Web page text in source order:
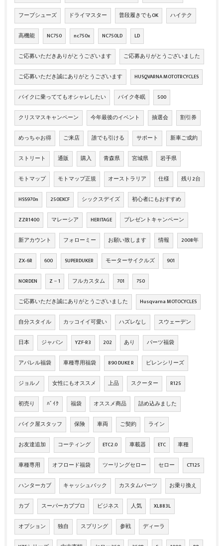
フープシューズ ドライマスター 普段履きでもOK ハイテク
高機能 NC750 nc750x NC750LD LD
ご応募いただきありがとうございます ご応募ありがとうございました
ご応募いただき誠にありがとうございます HUSQVARNA MOTOTRCYCLES
バイクに乗っててもオシャレしたい バイク冬眠 500
クリスマスキャンペーン 今年最後のイベント 抽選会 割引券
めっちゃお得 ご来店 誰でも引ける サポート 新車ご成約
ストリート 通販 購入 青森県 宮城県 岩手県
モトマップ モトマップ正規 オーストラリア 仕様 残り2台
HSS970n 250EXCF シックスデイズ 初心者にもおすすめ
ZZR1400 マレーシア HERITAGE プレゼントキャンペーン
新アカウント フォローミー お願い致します 情報 2008年
ZX‐6R 600 SUPERDUKER モーターサイクルズ 901
NORDEN Z－1 フルカスタム 701 750
ご応募いただき誠にありがとうございました Husqvarna MOTOCYCLES
自分スタイル カッコイイ可愛い ハズレなし スウェーデン
日本 ジャパン YZF-R3 202 あり パーツ福袋
アパレル福袋 車種専用福袋 890 DUKE R ピレンシリーズ
ジョルノ 女性にもオススメ 上品 スクーター R125
初売り ﾊﾞｲｸ 福袋 オススメ商品 詰め込みました
バイク屋スタッフ 保険 車両 ご契約 ライン
お友達追加 コーティング ETC2.0 車載器 ETC 車種
車種専用 オフロード福袋 ツーリングセロー セロー CT125
ハンターカブ キャッシュバック カスタムパーツ お乗り換え
カブ スーパーカブプロ ビジネス 人気 XL883L
オプション 独自 スプリング 参戦 ディーラ